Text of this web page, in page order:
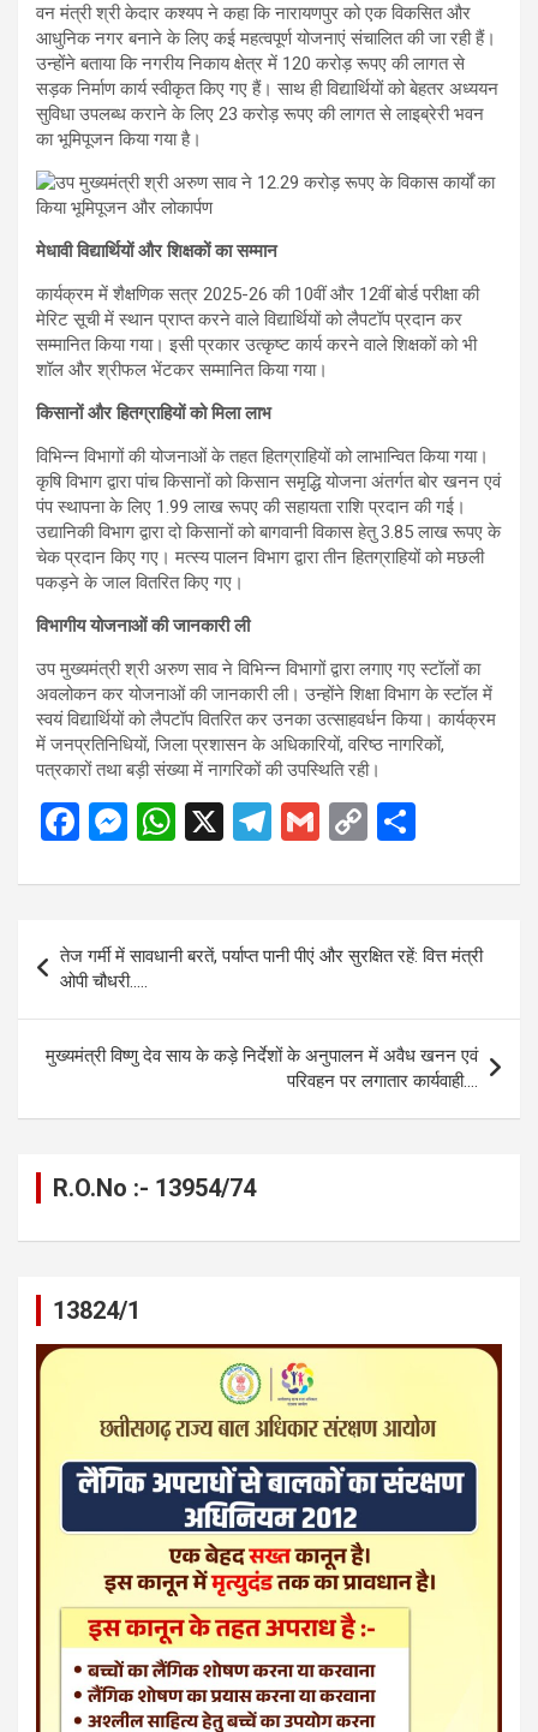
वन मंत्री श्री केदार कश्यप ने कहा कि नारायणपुर को एक विकसित और
आधुनिक नगर बनाने के लिए कई महत्वपूर्ण योजनाएं संचालित की जा रही हैं।
उन्होंने बताया कि नगरीय निकाय क्षेत्र में 120 करोड़ रूपए की लागत से
सड़क निर्माण कार्य स्वीकृत किए गए हैं। साथ ही विद्यार्थियों को बेहतर अध्ययन
सुविधा उपलब्ध कराने के लिए 23 करोड़ रूपए की लागत से लाइब्रेरी भवन
का भूमिपूजन किया गया है।
मेधावी विद्यार्थियों और शिक्षकों का सम्मान
कार्यक्रम में शैक्षणिक सत्र 2025-26 की 10वीं और 12वीं बोर्ड परीक्षा की
मेरिट सूची में स्थान प्राप्त करने वाले विद्यार्थियों को लैपटॉप प्रदान कर
सम्मानित किया गया। इसी प्रकार उत्कृष्ट कार्य करने वाले शिक्षकों को भी
शॉल और श्रीफल भेंटकर सम्मानित किया गया।
किसानों और हितग्राहियों को मिला लाभ
विभिन्न विभागों की योजनाओं के तहत हितग्राहियों को लाभान्वित किया गया।
कृषि विभाग द्वारा पांच किसानों को किसान समृद्धि योजना अंतर्गत बोर खनन एवं
पंप स्थापना के लिए 1.99 लाख रूपए की सहायता राशि प्रदान की गई।
उद्यानिकी विभाग द्वारा दो किसानों को बागवानी विकास हेतु 3.85 लाख रूपए के
चेक प्रदान किए गए। मत्स्य पालन विभाग द्वारा तीन हितग्राहियों को मछली
पकड़ने के जाल वितरित किए गए।
विभागीय योजनाओं की जानकारी ली
उप मुख्यमंत्री श्री अरुण साव ने विभिन्न विभागों द्वारा लगाए गए स्टॉलों का
अवलोकन कर योजनाओं की जानकारी ली। उन्होंने शिक्षा विभाग के स्टॉल में
स्वयं विद्यार्थियों को लैपटॉप वितरित कर उनका उत्साहवर्धन किया। कार्यक्रम
में जनप्रतिनिधियों, जिला प्रशासन के अधिकारियों, वरिष्ठ नागरिकों,
पत्रकारों तथा बड़ी संख्या में नागरिकों की उपस्थिति रही।
F
ce
o
o
k
M
se
g
er
W
at
s
A
p
p
X
T
e
gr
a
m
G
ail
C
py
Li
n
k
ar
e
Post
navigation
तेज गर्मी में सावधानी बरतें, पर्याप्त पानी पीएं और सुरक्षित रहें: वित्त मंत्री
ओपी चौधरी…..
मुख्यमंत्री विष्णु देव साय के कड़े निर्देशों के अनुपालन में अवैध खनन एवं
परिवहन पर लगातार कार्यवाही….
R.O.No :- 13954/74
13824/1